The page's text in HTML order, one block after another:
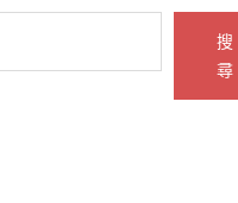
搜
尋